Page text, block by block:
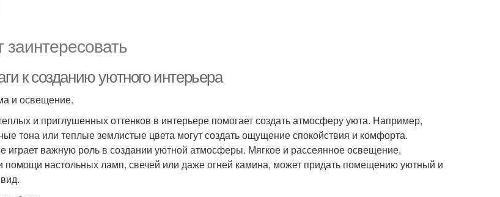
к созданию уютного интерьера
и освещение.
и приглушенных оттенков в интерьере помогает создать атмосферу уюта. Например,
тона или теплые землистые цвета могут создать ощущение спокойствия и комфорта.
играет важную роль в создании уютной атмосферы. Мягкое и рассеянное освещение,
помощи настольных ламп, свечей или даже огней камина, может придать помещению уютный и